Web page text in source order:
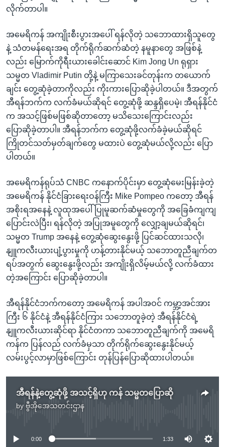
လိုက်တာပါ။
အမေရိကန် အကျိုးစီးပွားအပေါ် ရန်လိုတဲ့ သဘောထားရှိသူတွေ
နဲ့ သံတမန်ရေးအရ တိုက်ရိုက်ဆက်ဆံတဲ့ နမူနာတွေ အဖြစ်နဲ့
လည်း မြောက်ကိုရီးယားခေါင်းဆောင် Kim Jong Un ရုရှား
သမ္မတ Vladimir Putin တို့နဲ့ မကြာသေးခင်တုန်းက တယောက်
ချင်း တွေ့ဆုံခဲ့တာကိုလည်း ကိုးကားပြောဆိုခဲ့ပါတယ်။ ဒီအတွက်
အီရန်ဘက်က လက်ခံမယ်ဆိုရင် တွေ့ဆုံဖို့ ဆန္ဒရှိပေမဲ့၊ အီရန်နိုင်ငံ
က အသင့်ဖြစ်မဖြစ်ဆိုတာတော့ မသိသေးကြောင်းလည်း
ပြောဆိုခဲ့တာပါ။ အီရန်ဘက်က တွေ့ဆုံဖို့လက်ခံခဲ့မယ်ဆိုရင်
ကြိုတင်သတ်မှတ်ချက်တွေ မထားပဲ တွေ့ဆုံမယ်လို့လည်း ပြော
ပါတယ်။
အမေရိကန်ရုပ်သံ CNBC ကနောက်ပိုင်းမှာ တွေ့ဆုံမေးမြန်းခဲ့တဲ့
အမေရိကန် နိုင်ငံခြားရေးဝန်ကြီး Mike Pompeo ကတော့ အီရန်
အစိုးရအနေနဲ့ လူထုအပေါ် ပြုမူဆက်ဆံမှုတွေကို အခြေခံကျကျ
ပြောင်းလဲပြီး၊ ရန်လိုတဲ့ အပြုအမူတွေကို လျှော့ချမယ်ဆိုရင်၊
သမ္မတ Trump အနေနဲ့ တွေ့ဆုံဆွေးနွေးဖို့ ပြင်ဆင်ထားသလို၊
နျူကလီးယားပျံ့ပွားမှုကို ဟန့်တားနိုင်မယ့် သဘောတူညီချက်တ
ရပ်အတွက် ဆွေးနွေးဖို့လည်း အကျိုးရှိလိမ့်မယ်လို့ လက်ခံထား
တဲ့အကြောင်း ပြောဆိုခဲ့တာပါ။
အီရန်နိုင်ငံဘက်ကတော့ အမေရိကန် အပါအဝင် ကမ္ဘာ့အင်အား
ကြီး ၆ နိုင်ငံနဲ့ အီရန်နိုင်ငံကြား သဘောတူခဲ့တဲ့ အီရန်နိုင်ငံရဲ့
နျူကလီးယားဆိုင်ရာ နိုင်ငံတကာ သဘောတူညီချက်ကို အမေရိ
ကန်က ပြန်လည် လက်ခံမှသာ တိုက်ရိုက်ဆွေးနွေးနိုင်မယ့်
လမ်းပွင့်လာမှာဖြစ်ကြောင်း တုန်ပြန်ပြောဆိုထားပါတယ်။
အီရန်နဲ့တွေ့ဆုံဖို့ အသင့်ရှိဟု ကန် သမ္မတပြောဆို
by ဗွီအိုအေသတင်းဌာန
No media source currently available
0:00 1:33